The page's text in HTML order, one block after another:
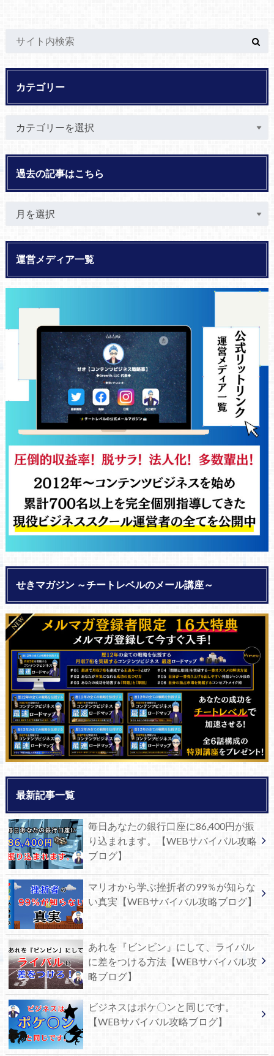
カテゴリー
過去の記事はこちら
運営メディア一覧
せきマガジン ～チートレベルのメール講座～
最新記事一覧
毎日あなたの銀行口座に86,400円が振
り込まれます。【WEBサバイバル攻略
ブログ】
マリオから学ぶ挫折者の99％が知らな
い真実【WEBサバイバル攻略ブログ】
あれを『ビンビン』にして、ライバル
に差をつける方法【WEBサバイバル攻
略ブログ】
ビジネスはポケ〇ンと同じです。
【WEBサバイバル攻略ブログ】